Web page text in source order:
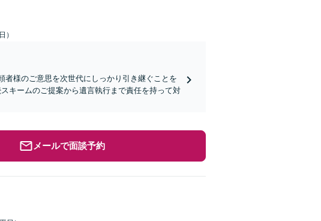
）
者様のご意思を次世代にしっかり引き継ぐことを
キームのご提案から遺言執行まで責任を持って対
メールで面談予約